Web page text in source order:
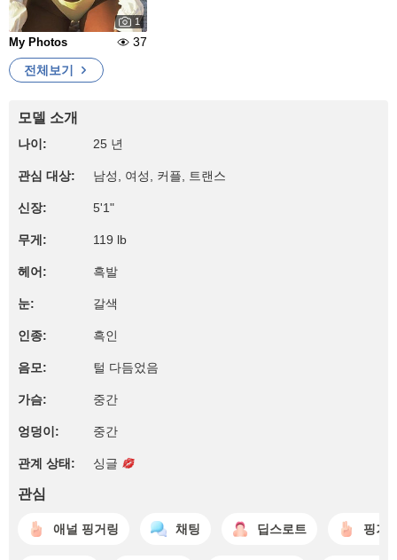
1
My Photos
37
전체보기
모델 소개
나이: 25 년
관심 대상: 남성, 여성, 커플, 트랜스
신장: 5'1"
무게: 119 lb
헤어: 흑발
눈: 갈색
인종: 흑인
음모: 털 다듬었음
가슴: 중간
엉덩이: 중간
관계 상태: 싱글
관심
애널 핑거링 채팅 딥스로트 핑거